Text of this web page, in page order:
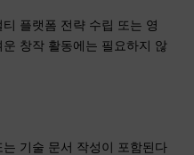
플랫폼 전략 수립 또는 영
창작 활동에는 필요하지 않
기술 문서 작성이 포함된다